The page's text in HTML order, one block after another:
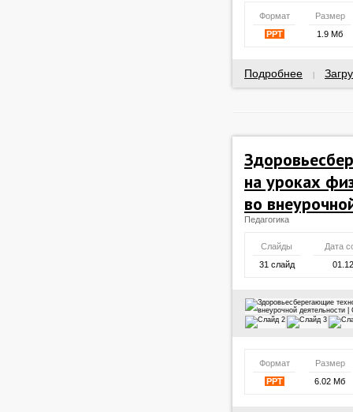
Формат
Размер
PPT
1.9 Мб
Подробнее
на уроках
во
Педагогика
Слайды
Дата
31 слайд
Формат
Размер
PPT
6.02 Мб